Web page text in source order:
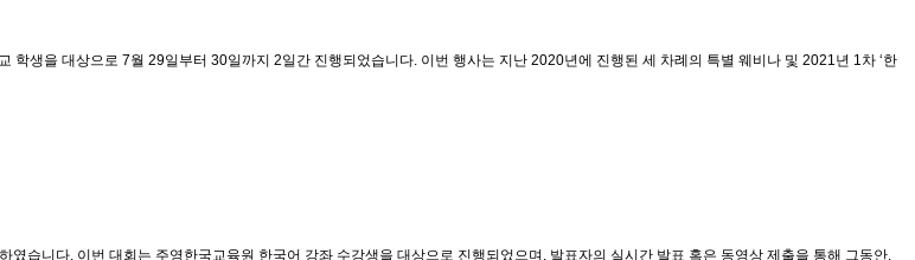
생을 대상으로 7월 29일부터 30일까지 2일간 진행되었습니다. 이번 행사는 지난 2020년에 진행된 세 차례의 특별 웨비나 및 2021년 1차 ‘한
습니다. 이번 대회는 주영한국교육원 한국어 강좌 수강생을 대상으로 진행되었으며, 발표자의 실시간 발표 혹은 동영상 제출을 통해 그동안.